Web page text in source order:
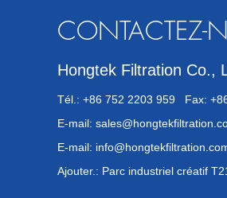
CONTACTEZ-
Hongtek Filtration Co.,
Tél.: +86 752 2203 959 Fax:
E-mail:
E-mail:
Ajouter.: Parc industriel créatif